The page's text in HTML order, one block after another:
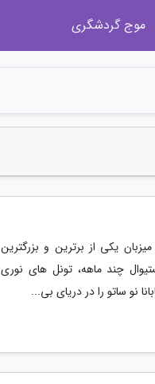
یکی از برترین و بزرگترین
چند ماهه، تونل های نوری
موج گردشگری